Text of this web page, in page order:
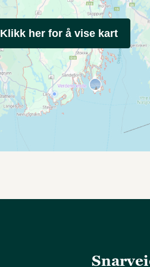
Klikk her for å vise kart